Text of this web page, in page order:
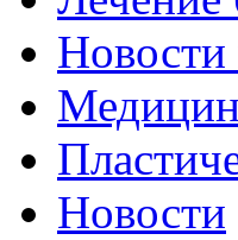
Новости
Новости